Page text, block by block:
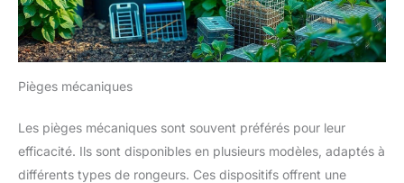
Pièges mécaniques
Les pièges mécaniques sont souvent préférés pour leur
efficacité. Ils sont disponibles en plusieurs modèles, adaptés à
différents types de rongeurs. Ces dispositifs offrent une